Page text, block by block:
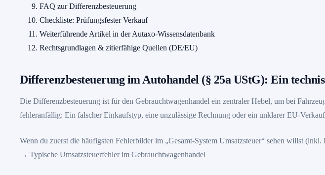
FAQ zur Differenzbesteuerung
Checkliste: Prüfungsfester Verkauf
Weiterführende Artikel in der Autaxo-Wissensdatenbank
Rechtsgrundlagen & zitierfähige Quellen (DE/EU)
Differenzbesteuerung im Autohandel (§ 25a UStG): Ein
Die Differenzbesteuerung ist für den Gebrauchtwagenhandel ein zentraler Hebel, um bei
fehleranfällig: Ein falscher Einkaufstyp, eine unzulässige Rechnung oder ein unklarer EU-
Wenn du zuerst die häufigsten Fehlerbilder im „Gesamt-System Umsatzsteuer“ sehen willst
→ Typische Umsatzsteuerfehler im Gebrauchtwagenhandel